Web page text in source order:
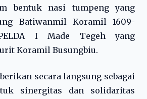
bentuk nasi tumpeng yang
Batiwanmil Koramil 1609-
I Made Tegeh yang
Koramil Busungbiu.
secara langsung sebagai
sinergitas dan solidaritas